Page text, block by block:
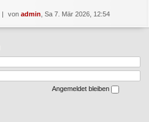
von admin , Sa 7. Mär 2026, 12:54
Angemeldet bleiben